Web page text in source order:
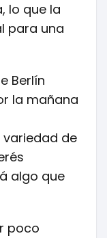
lo que la
para una
Berlín
la mañana
variedad de
algo que
poco